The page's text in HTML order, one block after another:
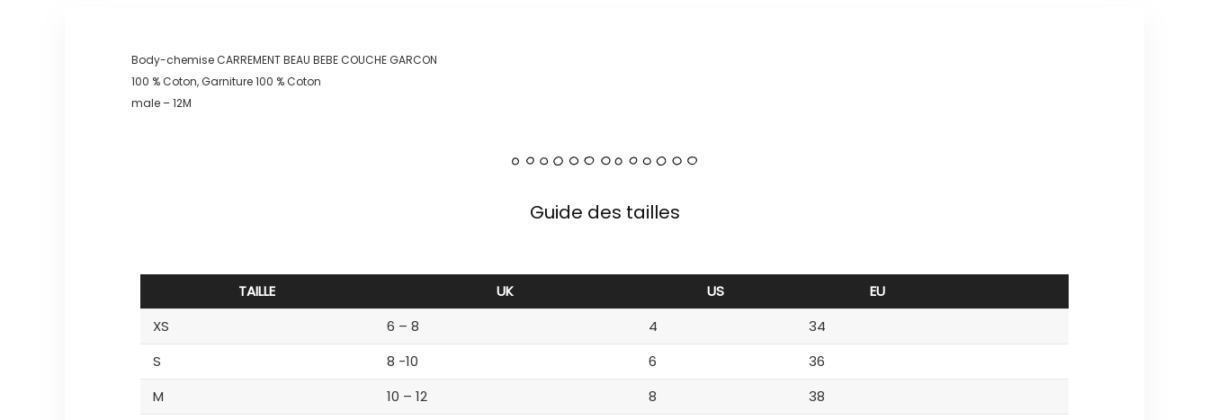
Body-chemise CARREMENT BEAU BEBE COUCHE GARCON
100 % Coton, Garniture 100 % Coton
male – 12M
Guide des tailles
TAILLE UK US
EU
XS
6 – 8 4
34
S
8 -10 6
36
M
10 – 12 8
38